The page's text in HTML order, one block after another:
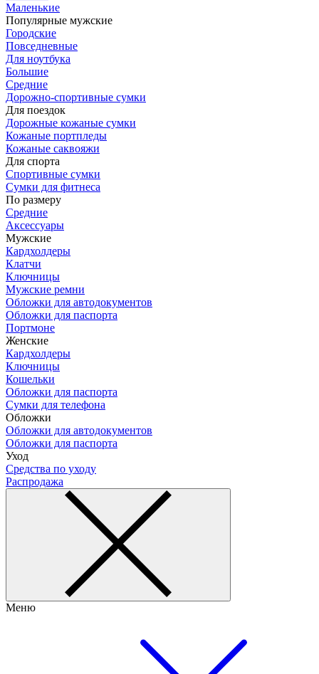
Маленькие
Популярные мужские
Городские
Повседневные
Для ноутбука
Большие
Средние
Дорожно-спортивные сумки
Для поездок
Дорожные кожаные сумки
Кожаные портпледы
Кожаные саквояжи
Для спорта
Спортивные сумки
Сумки для фитнеса
По размеру
Средние
Аксессуары
Мужские
Кардхолдеры
Клатчи
Ключницы
Мужские ремни
Обложки для автодокументов
Обложки для паспорта
Портмоне
Женские
Кардхолдеры
Ключницы
Кошельки
Обложки для паспорта
Сумки для телефона
Обложки
Обложки для автодокументов
Обложки для паспорта
Уход
Средства по уходу
Распродажа
Меню